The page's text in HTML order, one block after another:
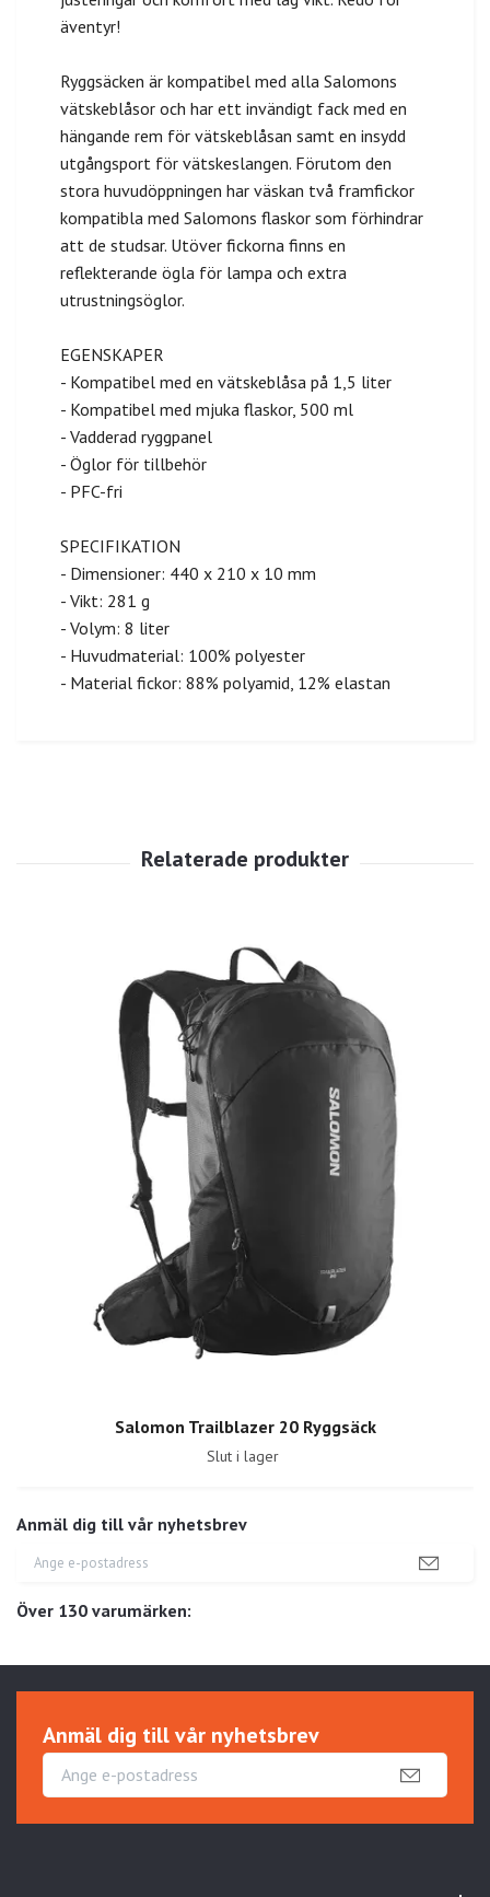
Anmäl dig till vår nyhetsbrev
Över 130 varumärken:
äventyr!
Ryggsäcken är kompatibel med alla Salomons
vätskeblåsor och har ett invändigt fack med en
hängande rem för vätskeblåsan samt en insydd
utgångsport för vätskeslangen. Förutom den
stora huvudöppningen har väskan två framfickor
kompatibla med Salomons flaskor som förhindrar
att de studsar. Utöver fickorna finns en
reflekterande ögla för lampa och extra
utrustningsöglor.
EGENSKAPER
- Kompatibel med en vätskeblåsa på 1,5 liter
- Kompatibel med mjuka flaskor, 500 ml
- Vadderad ryggpanel
- Öglor för tillbehör
- PFC-fri
SPECIFIKATION
- Dimensioner: 440 x 210 x 10 mm
- Vikt: 281 g
- Volym: 8 liter
- Huvudmaterial: 100% polyester
- Material fickor: 88% polyamid, 12% elastan
Salomon Trailblazer 20 Ryggsäck
Slut i lager
Anmäl dig till vår nyhetsbrev